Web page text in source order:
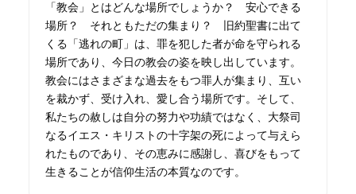
「教会」とはどんな場所でしょうか？ 安心できる
場所？ それともただの集まり？ 旧約聖書に出て
くる「逃れの町」は、罪を犯した者が命を守られる
場所であり、今日の教会の姿を映し出しています。
教会にはさまざまな過去をもつ罪人が集まり、互い
を裁かず、受け入れ、愛し合う場所です。そして、
私たちの赦しは自分の努力や功績ではなく、大祭司
なるイエス・キリストの十字架の死によって与えら
れたものであり、その恵みに感謝し、喜びをもって
生きることが信仰生活の本質なのです。